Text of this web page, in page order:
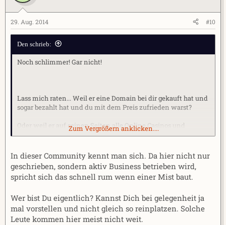
29. Aug. 2014 #10
Den schrieb:
Noch schlimmer! Gar nicht!
Lass mich raten... Weil er eine Domain bei dir gekauft hat und
sogar bezahlt hat und du mit dem Preis zufrieden warst?
Oder weil er auf seinen Seiten alle Online Casinos und
Wettanbieter in allen Kategorien 10 von 10 Punkte gibt und
Das ist natürlich höhst seriös und der TE muss ja dann auch
absolut seriös sein, da geb ich dir recht...
Zum Vergrößern anklicken....
In dieser Community kennt man sich. Da hier nicht nur
geschrieben, sondern aktiv Business betrieben wird,
spricht sich das schnell rum wenn einer Mist baut.
Wer bist Du eigentlich? Kannst Dich bei gelegenheit ja
mal vorstellen und nicht gleich so reinplatzen. Solche
Leute kommen hier meist nicht weit.